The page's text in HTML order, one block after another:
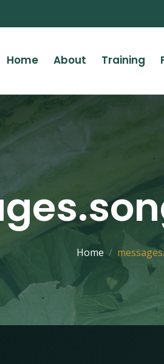
Home About Training
Home